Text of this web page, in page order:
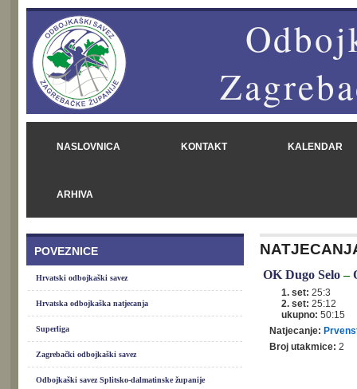
NASLOVNICA KONTAKT KALENDAR
ARHIVA
POVEZNICE
Hrvatski odbojkaški savez
Hrvatska odbojkaška natjecanja
Superliga
Zagrebački odbojkaški savez
Odbojkaški savez Splitsko-dalmatinske županije
OK Dugo Selo–
1. set: 25:3
2. set: 25:12
ukupno: 50:15
Natjecanje:
Broj utakmice: 2